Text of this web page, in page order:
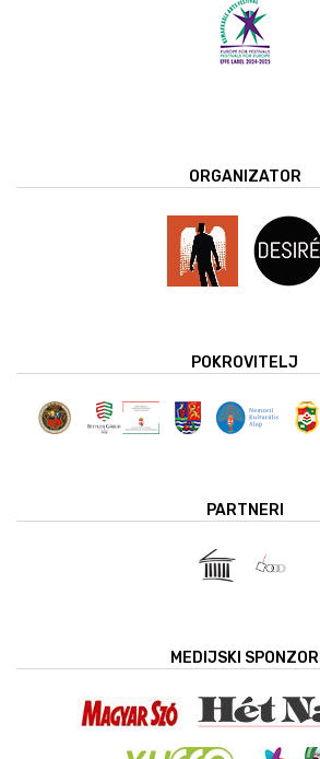
ORGANIZATOR
POKROVITELJ
PARTNERI
MEDIJSKI SPONZOR